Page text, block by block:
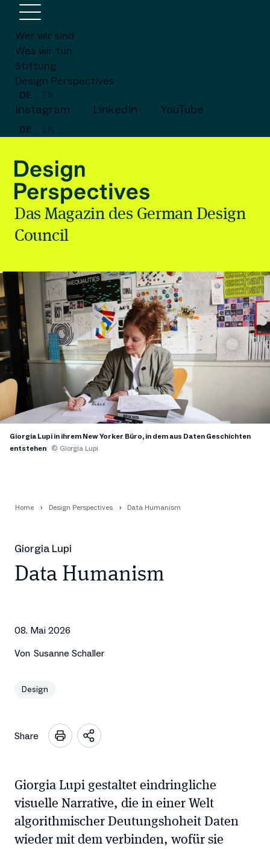
Wer wir sind
Was wir tun
Stiftung
Design Perspectives
DE
Instagram LinkedIn YouTube
DE
Das Magazin des German Design
Council
Giorgia Lupi in ihrem New Yorker Büro, in dem aus Daten Geschichten
entstehen
© Giorgia Lupi
Home Design Perspectives Data Humanism
Giorgia Lupi
Data Humanism
08. Mai 2026
Von Susanne Schaller
Design
Share
Sharing
Giorgia Lupi gestaltet eindringliche
visuelle Narrative, die in einer Welt
algorithmischer Deutungshoheit Daten
wieder mit dem verbinden, wofür sie